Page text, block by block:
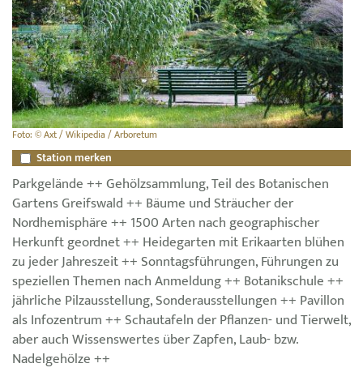
Foto: © Axt / Wikipedia / Arboretum
Station merken
Parkgelände ++ Gehölzsammlung, Teil des Botanischen
Gartens Greifswald ++ Bäume und Sträucher der
Nordhemisphäre ++ 1500 Arten nach geographischer
Herkunft geordnet ++ Heidegarten mit Erikaarten blühen
zu jeder Jahreszeit ++ Sonntagsführungen, Führungen zu
speziellen Themen nach Anmeldung ++ Botanikschule ++
jährliche Pilzausstellung, Sonderausstellungen ++ Pavillon
als Infozentrum ++ Schautafeln der Pflanzen- und Tierwelt,
aber auch Wissenswertes über Zapfen, Laub- bzw.
Nadelgehölze ++